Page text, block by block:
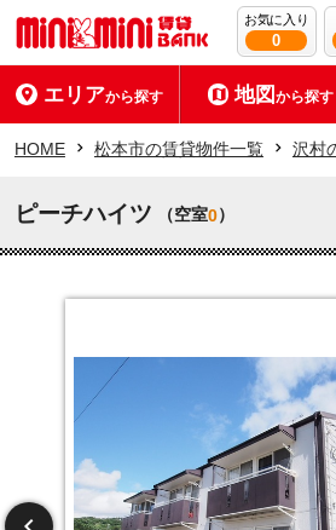
お気に入り
0
エリアから探す 地図から探す
HOME 松本市の賃貸物件一覧 沢村
ピーチハイツ （空室0）